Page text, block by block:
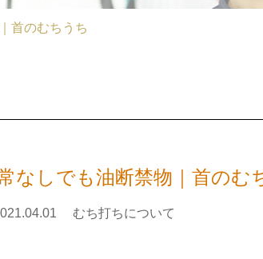
首のむちうち
なしでも油断禁物｜首のむ
むち打ちについて